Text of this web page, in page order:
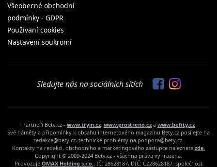
Všeobecné obchodní
podmínky - GDPR
Používaní cookies
Nastavení soukromí
Sledujte nás na sociálních sítích
Partneři Bety.cz - www.tryin.cz, www.prostreno.cz a www.befity.cz
Své náměty a připomínky k obsahu internetového magazínu Bety.cz posílejte na
redakce@bety.cz, technické problémy na podpora@bety.cz.
Kontakty na redakci, obchodního a marketingového zástupce naleznete zde.
Copyright © 2009-2024 Bety.cz - všechna práva vyhrazena.
Provozuje OMAX Holding s.r.o., IČ: 28628187, DIČ: CZ28628187, společnost